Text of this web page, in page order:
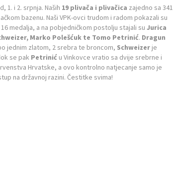
1. i 2. srpnja. Naših 19 plivača i plivačica zajedno sa 341
bazenu. Naši VPK-ovci trudom i radom pokazali su
medalja, a na pobjedničkom postolju stajali su Jurica
Marko Polešćuk te Tomo Petrinić. Dragun
jednim zlatom, 2 srebra te broncom, Schweizer je
se pak Petrinić u Vinkovce vratio sa dvije srebrne i
Hrvatske, a ovo kontrolno natjecanje samo je
na državnoj razini. Čestitke svima!